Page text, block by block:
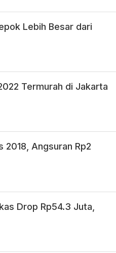
Lebih Besar dari
Termurah di Jakarta
2018, Angsuran Rp2
Drop Rp54.3 Juta,